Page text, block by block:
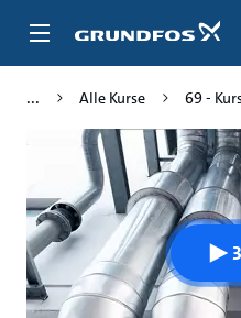
Inhalt
Alle Kurse 69 -